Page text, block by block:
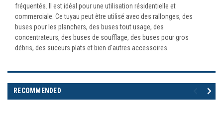
fréquentés. Il est idéal pour une utilisation résidentielle et
commerciale. Ce tuyau peut être utilisé avec des rallonges, des
buses pour les planchers, des buses tout usage, des
concentrateurs, des buses de soufflage, des buses pour gros
débris, des suceurs plats et bien d'autres accessoires.
RECOMMENDED